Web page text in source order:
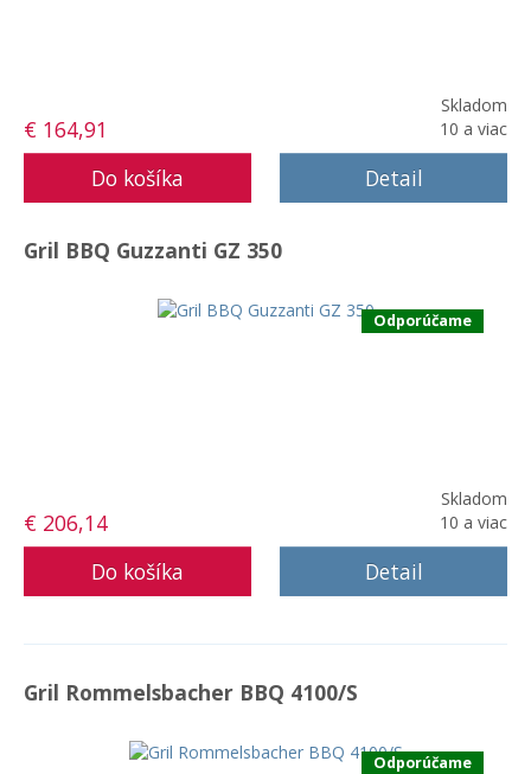
€ 164,91
Skladom
10 a viac
Detail
Gril BBQ Guzzanti GZ 350
Odporúčame
€ 206,14
Skladom
10 a viac
Detail
Gril Rommelsbacher BBQ 4100/S
Odporúčame